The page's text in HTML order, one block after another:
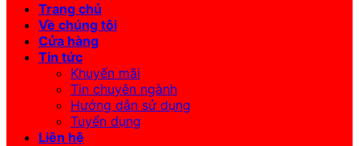
Trang chủ
Về chúng tôi
Cửa hàng
Tin tức
Khuyến mãi
Tin chuyên ngành
Hướng dẫn sử dụng
Tuyển dụng
Liên hệ